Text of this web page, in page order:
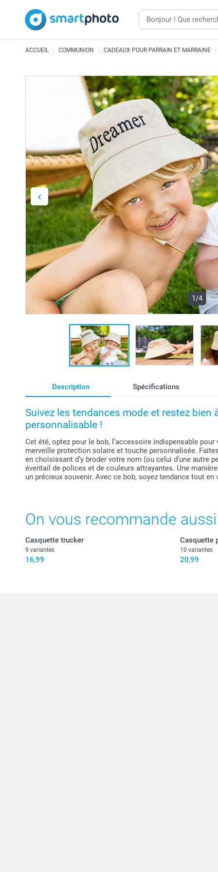
ACCUEIL COMMUNION CADEAUX POUR PARRAIN ET MARRAINE
1/4
Description Spécifications
Suivez les tendances mode et restez bien
personnalisable !
Cet été, optez pour le bob, l’accessoire indispensable
merveille protection solaire et touche personnalisée.
en choisissant d’y broder votre nom (ou celui d’une autre
éventail de polices et de couleurs attrayantes. Une
un précieux souvenir. Avec ce bob, soyez tendance tout
On vous recommande aussi
Casquette trucker
9 variantes
16,99
Casquette
10 variantes
20,99